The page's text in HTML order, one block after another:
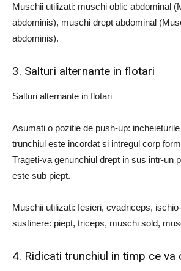
Muschii utilizati: muschi oblic abdominal
abdominis), muschi drept abdominal
abdominis).
3. Salturi alternante in flotari
Salturi alternante in flotari
Asumati o pozitie de push-up:
trunchiul este incordat si intregul corp
Trageti-va genunchiul drept in sus intr-un
este sub piept.
Muschii utilizati: fesieri, cvadriceps,
sustinere: piept, triceps, muschi sold,
4. Ridicati trunchiul in timp ce va